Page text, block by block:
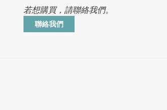
若想購買，請聯絡我們。
聯絡我們